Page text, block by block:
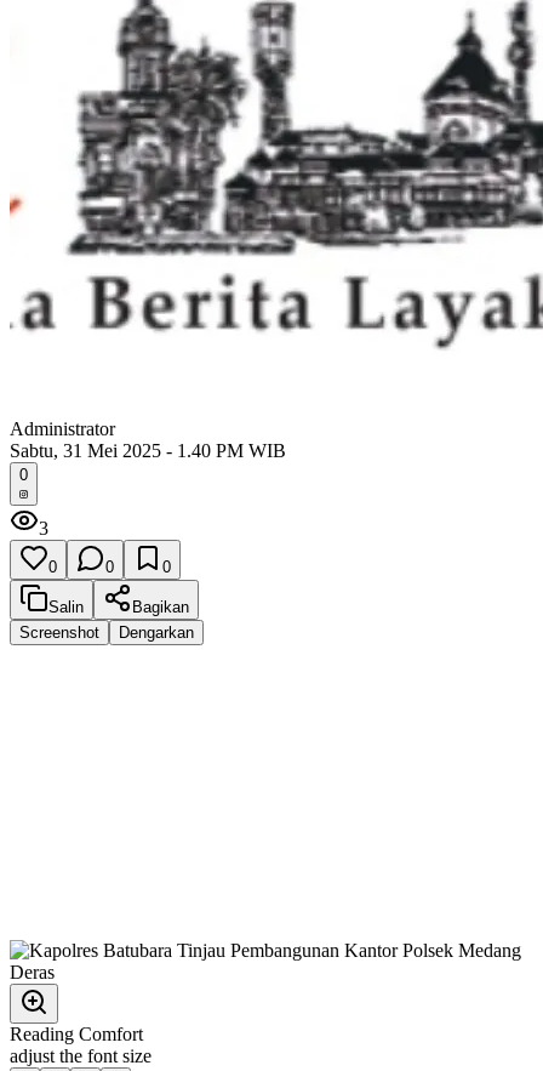
Administrator
Sabtu, 31 Mei 2025 - 1.40 PM WIB
0
3
0 0 0
Salin
Bagikan
Screenshot
Dengarkan
Reading Comfort
adjust the font size